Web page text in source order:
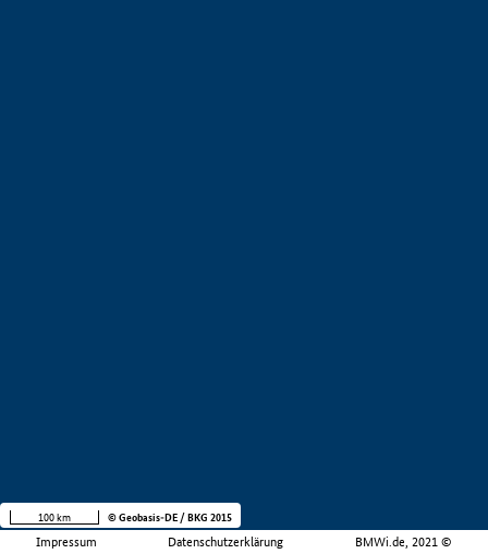
Impressum Datenschutzerklärung BMWi.de, 2021 ©
100 km © Geobasis-DE / BKG 2015